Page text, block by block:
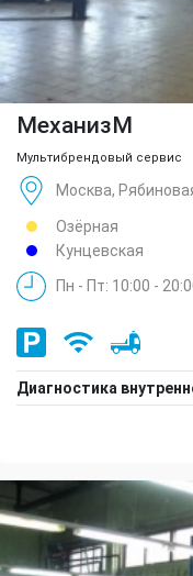
МеханизМ
Мультибрендовый сервис
Москва,
Озёрная
Кунцевская
Пн - Пт: 10:00 -
Диагностика